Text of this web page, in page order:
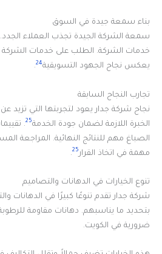
بناء سمعة جيدة في السوق
خدمات الشركة. الطلب على خدمات
يعكس نجاح الجهود التسويقية24
.
تجارب النجاح السابقة
الخبرة اللازمة لضمان جودة الخدمة25
.
الصباغ مهم للنتائج النهائية. المراجعة
مهمة في اتخاذ القرار 25
.
تنوع الخيارات في الدهانات والتصاميم
شركة جدار تقدم تنوعًا كبيرًا في الدهانات
بتحديد ما يناسبهم. دهانات مقاومة
ضرورية في الكويت.